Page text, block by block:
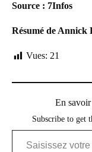
Source : 7Infos
Résumé de Annick
Vues: 21
En
Subscribe to get
Saisissez votre adresse e-mail…